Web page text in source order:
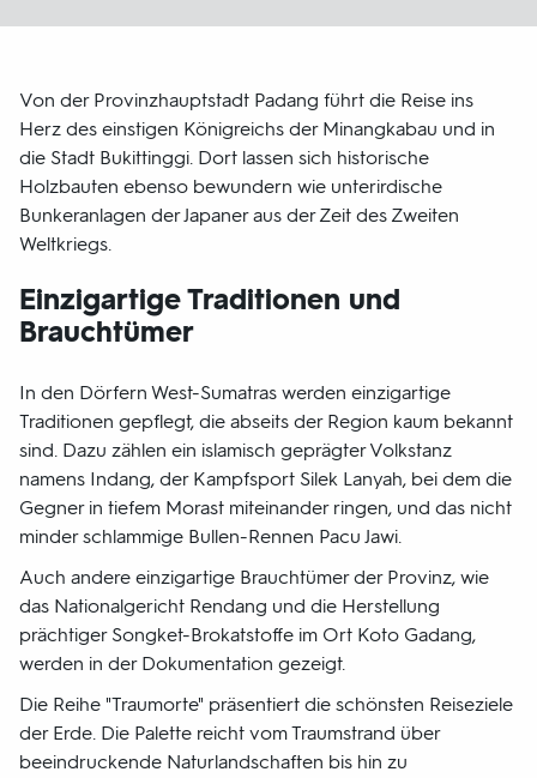
Von der Provinzhauptstadt Padang führt die Reise ins
Herz des einstigen Königreichs der Minangkabau und in
die Stadt Bukittinggi. Dort lassen sich historische
Holzbauten ebenso bewundern wie unterirdische
Bunkeranlagen der Japaner aus der Zeit des Zweiten
Weltkriegs.
Einzigartige Traditionen und
Brauchtümer
In den Dörfern West-Sumatras werden einzigartige
Traditionen gepflegt, die abseits der Region kaum bekannt
sind. Dazu zählen ein islamisch geprägter Volkstanz
namens Indang, der Kampfsport Silek Lanyah, bei dem die
Gegner in tiefem Morast miteinander ringen, und das nicht
minder schlammige Bullen-Rennen Pacu Jawi.
Auch andere einzigartige Brauchtümer der Provinz, wie
das Nationalgericht Rendang und die Herstellung
prächtiger Songket-Brokatstoffe im Ort Koto Gadang,
werden in der Dokumentation gezeigt.
Die Reihe "Traumorte" präsentiert die schönsten Reiseziele
der Erde. Die Palette reicht vom Traumstrand über
beeindruckende Naturlandschaften bis hin zu